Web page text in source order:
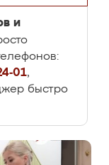
и
01,
быстро